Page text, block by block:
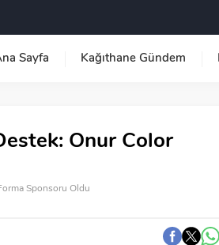
Sayfa Kağıthane Gündem
Onur Color
Sponsoru Oldu